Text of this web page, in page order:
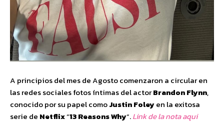
A principios del mes de Agosto comenzaron a circular en
las redes sociales fotos íntimas del actorBrandon Flynn,
conocido por su papel comoJustin Foleyen la exitosa
serie de Netflix“13 Reasons Why“.Link de la nota aqui